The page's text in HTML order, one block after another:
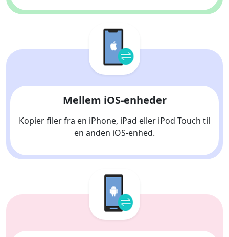
Mellem iOS-enheder
Kopier filer fra en iPhone, iPad eller iPod Touch til
en anden iOS-enhed.